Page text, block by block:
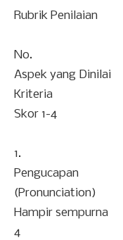
Rubrik Penilaian
No.
Aspek yang Dinilai
Kriteria
Skor 1-4
1.
Pengucapan
(Pronunciation)
Hampir sempurna
4